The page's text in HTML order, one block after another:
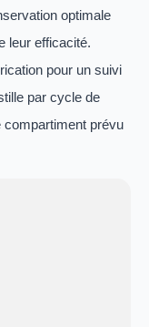
optimale
leur efficacité.
pour un suivi
par cycle de
compartiment prévu